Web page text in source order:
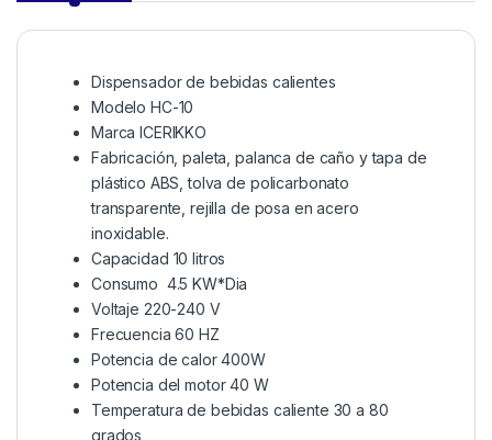
Dispensador de bebidas calientes
Modelo HC-10
Marca ICERIKKO
Fabricación, paleta, palanca de caño y tapa de
plástico ABS, tolva de policarbonato
transparente, rejilla de posa en acero
inoxidable.
Capacidad 10 litros
Consumo 4.5 KW*Dia
Voltaje 220-240 V
Frecuencia 60 HZ
Potencia de calor 400W
Potencia del motor 40 W
Temperatura de bebidas caliente 30 a 80
grados